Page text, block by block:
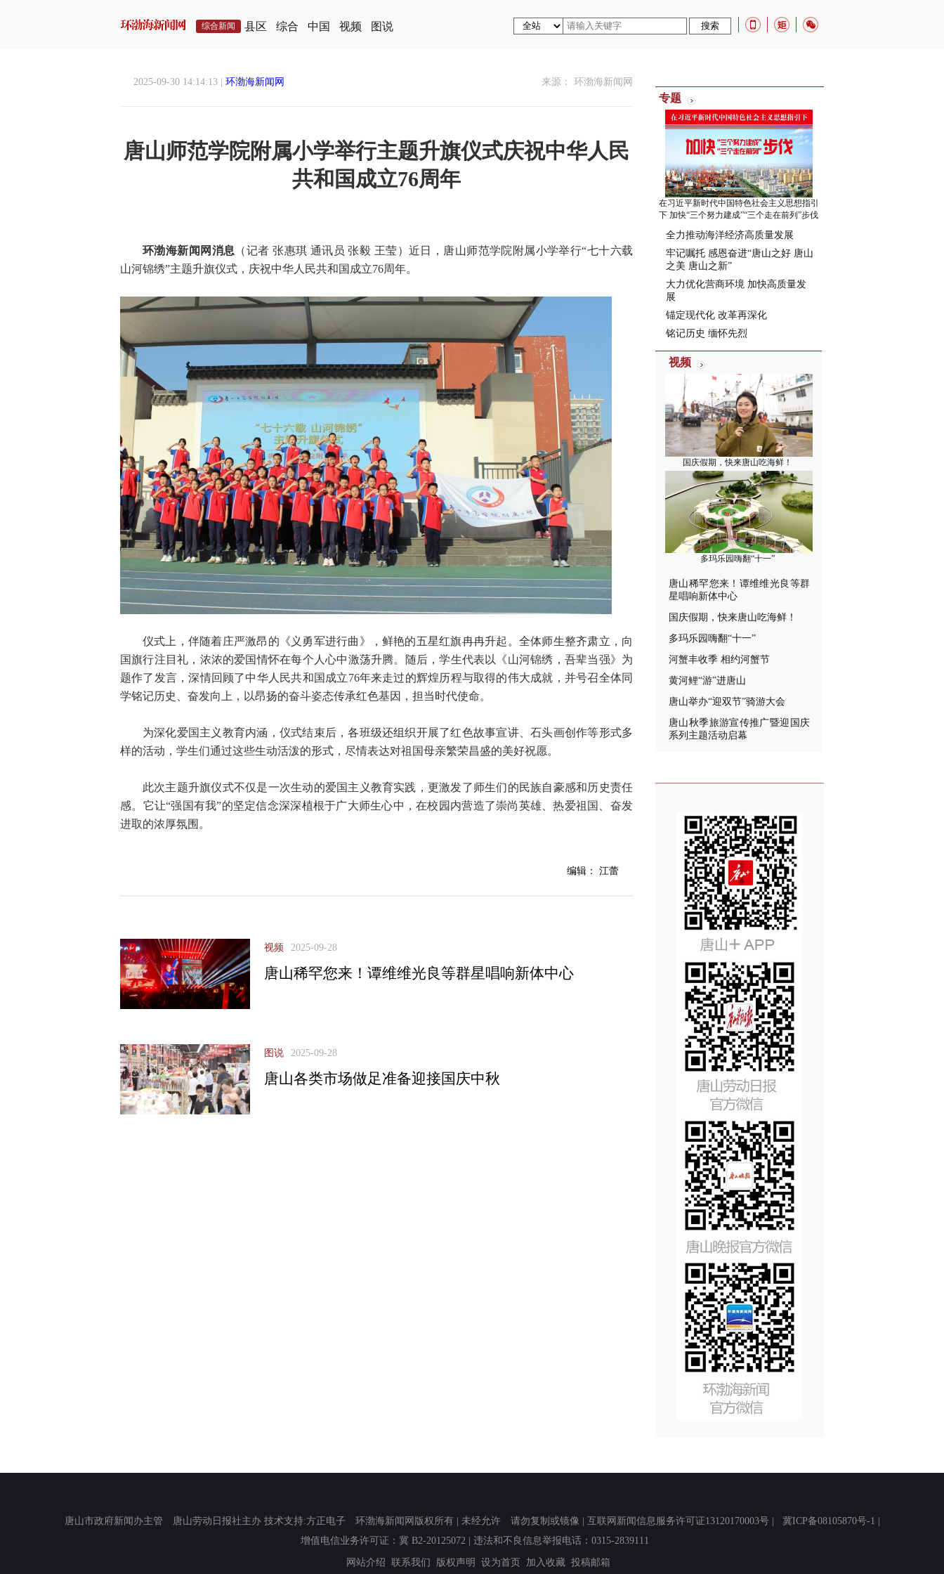
综合新闻 县区 综合 中国 视频 图说
2025-09-30 14:14:13 | 环渤海新闻网 来源： 环渤海新闻网
唐山师范学院附属小学举行主题升旗仪式庆祝中华人民
共和国成立76周年
环渤海新闻网消息 （记者 张惠琪 通讯员 张毅 王莹）近日，唐山师范学院附属小学举行“七十六载
山河锦绣”主题升旗仪式，庆祝中华人民共和国成立76周年。
仪式上，伴随着庄严激昂的《义勇军进行曲》，鲜艳的五星红旗冉冉升起。全体师生整齐肃立，向
国旗行注目礼，浓浓的爱国情怀在每个人心中激荡升腾。随后，学生代表以《山河锦绣，吾辈当强》为
题作了发言，深情回顾了中华人民共和国成立76年来走过的辉煌历程与取得的伟大成就，并号召全体同
学铭记历史、奋发向上，以昂扬的奋斗姿态传承红色基因，担当时代使命。
为深化爱国主义教育内涵，仪式结束后，各班级还组织开展了红色故事宣讲、石头画创作等形式多
样的活动，学生们通过这些生动活泼的形式，尽情表达对祖国母亲繁荣昌盛的美好祝愿。
此次主题升旗仪式不仅是一次生动的爱国主义教育实践，更激发了师生们的民族自豪感和历史责任
感。它让“强国有我”的坚定信念深深植根于广大师生心中，在校园内营造了崇尚英雄、热爱祖国、奋发
进取的浓厚氛围。
编辑： 江蕾
视频 2025-09-28
唐山稀罕您来！谭维维光良等群星唱响新体中心
图说 2025-09-28
唐山各类市场做足准备迎接国庆中秋
专题
在习近平新时代中国特色社会主义思想指引
下 加快“三个努力建成”“三个走在前列”步伐
全力推动海洋经济高质量发展
牢记嘱托 感恩奋进“唐山之好 唐山
之美 唐山之新”
大力优化营商环境 加快高质量发
展
锚定现代化 改革再深化
铭记历史 缅怀先烈
视频
国庆假期，快来唐山吃海鲜！
多玛乐园嗨翻“十一”
唐山稀罕您来！谭维维光良等群
星唱响新体中心
国庆假期，快来唐山吃海鲜！
多玛乐园嗨翻“十一”
河蟹丰收季 相约河蟹节
黄河鲤“游”进唐山
唐山举办“迎双节”骑游大会
唐山秋季旅游宣传推广暨迎国庆
系列主题活动启幕
唐山市政府新闻办主管 唐山劳动日报社主办 技术支持:方正电子 环渤海新闻网版权所有 | 未经允许 请勿复制或镜像 | 互联网新闻信息服务许可证13120170003号 | 冀ICP备08105870号-1 |
增值电信业务许可证：冀 B2-20125072 | 违法和不良信息举报电话：0315-2839111
网站介绍 联系我们 版权声明 设为首页 加入收藏 投稿邮箱